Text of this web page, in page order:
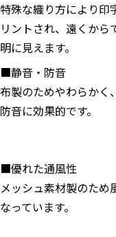
特殊な織り方により印
リントされ、遠くか
明に見えます。
■静音・防音
布製のためやわらかく
防音に効果的です。
■優れた通風性
メッシュ素材製のため
なっています。